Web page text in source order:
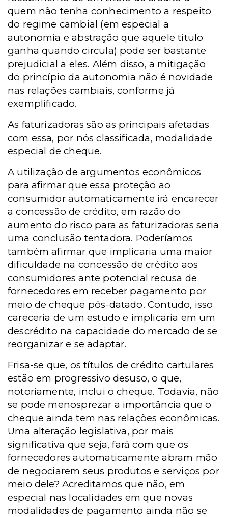
quem não tenha conhecimento a respeito
do regime cambial (em especial a
autonomia e abstração que aquele título
ganha quando circula) pode ser bastante
prejudicial a eles. Além disso, a mitigação
do princípio da autonomia não é novidade
nas relações cambiais, conforme já
exemplificado.
As faturizadoras são as principais afetadas
com essa, por nós classificada, modalidade
especial de cheque.
A utilização de argumentos econômicos
para afirmar que essa proteção ao
consumidor automaticamente irá encarecer
a concessão de crédito, em razão do
aumento do risco para as faturizadoras seria
uma conclusão tentadora. Poderíamos
também afirmar que implicaria uma maior
dificuldade na concessão de crédito aos
consumidores ante potencial recusa de
fornecedores em receber pagamento por
meio de cheque pós-datado. Contudo, isso
careceria de um estudo e implicaria em um
descrédito na capacidade do mercado de se
reorganizar e se adaptar.
Frisa-se que, os títulos de crédito cartulares
estão em progressivo desuso, o que,
notoriamente, inclui o cheque. Todavia, não
se pode menosprezar a importância que o
cheque ainda tem nas relações econômicas.
Uma alteração legislativa, por mais
significativa que seja, fará com que os
fornecedores automaticamente abram mão
de negociarem seus produtos e serviços por
meio dele? Acreditamos que não, em
especial nas localidades em que novas
modalidades de pagamento ainda não se